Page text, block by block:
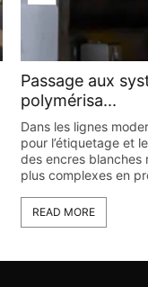
Passage aux
polymérisa...
Dans les lignes
pour l’étiquetage et
des encres blanches
plus complexes en
READ MORE